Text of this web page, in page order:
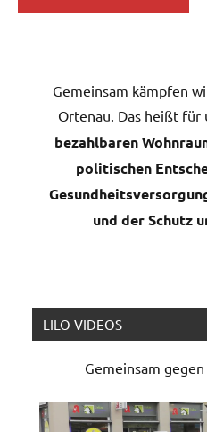
Gemeinsam kämpfen
Ortenau. Das heißt für
bezahlbaren
politischen
und der Schutz
LILO-VIDEOS
Gemeinsam